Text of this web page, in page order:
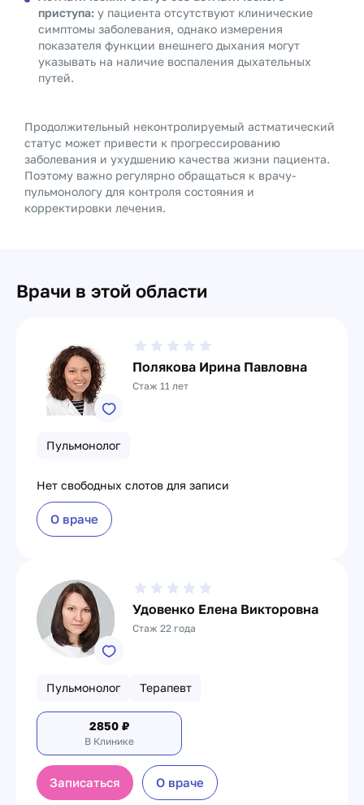
приступа: у пациента отсутствуют клинические
симптомы заболевания, однако измерения
показателя функции внешнего дыхания могут
указывать на наличие воспаления дыхательных
путей.
Продолжительный неконтролируемый астматический
статус может привести к прогрессированию
заболевания и ухудшению качества жизни пациента.
Поэтому важно регулярно обращаться к врачу-
пульмонологу для контроля состояния и
корректировки лечения.
Врачи в этой области
Полякова Ирина Павловна
Стаж 11 лет
Пульмонолог
Нет свободных слотов для записи
О враче
Удовенко Елена Викторовна
Стаж 22 года
Пульмонолог Терапевт
2850 ₽
В Клинике
Записаться О враче